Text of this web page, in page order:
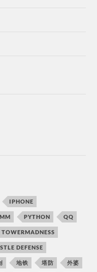
IPHONE
MM PYTHON QQ
TOWERMADNESS
DEFENSE
地铁 塔防 外婆